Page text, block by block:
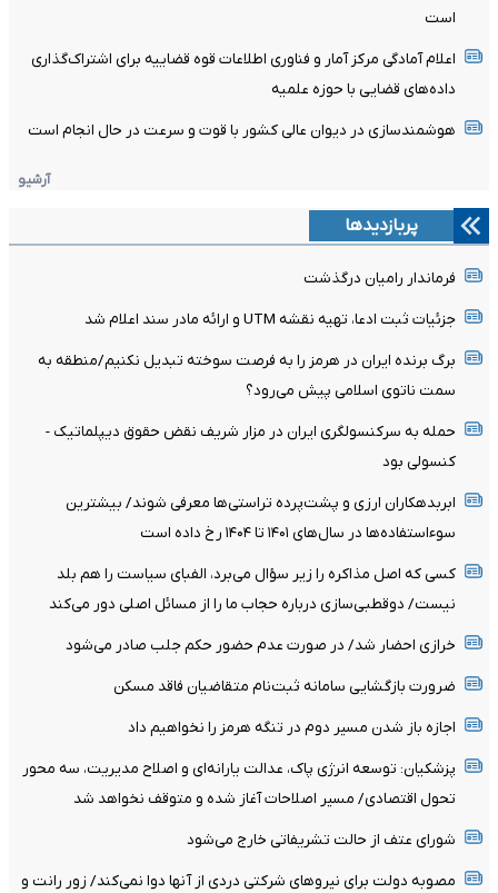
است
اعلام آمادگی مرکز آمار و فناوری اطلاعات قوه قضاییه برای اشتراک‌گذاری
داده‌های قضایی با حوزه علمیه
هوشمندسازی در دیوان عالی کشور با قوت و سرعت در حال انجام است
آرشیو
پربازدیدها
فرماندار رامیان درگذشت
جزئیات ثبت ادعا، تهیه نقشه UTM و ارائه مادر سند اعلام شد
برگ برنده ایران در هرمز را به فرصت سوخته تبدیل نکنیم/منطقه به
سمت ناتوی اسلامی پیش می‌رود؟
حمله به سرکنسولگری ایران در مزار شریف نقض حقوق دیپلماتیک -
کنسولی بود
ابربدهکاران ارزی و پشت‌پرده تراستی‌ها معرفی شوند/ بیشترین
سوءاستفاده‌ها در سال‌های ۱۴۰۱ تا ۱۴۰۴ رخ داده است
کسی که اصل مذاکره را زیر سؤال می‌برد، الفبای سیاست را هم بلد
نیست/ دوقطبی‌سازی درباره حجاب ما را از مسائل اصلی دور می‌کند
خرازی احضار شد/ در صورت عدم حضور حکم جلب صادر می‌شود
ضرورت بازگشایی سامانه ثبت‌نام متقاضیان فاقد مسکن
اجازه باز شدن مسیر دوم در تنگه هرمز را نخواهیم داد
پزشکیان: توسعه انرژی پاک، عدالت یارانه‌ای و اصلاح مدیریت، سه محور
تحول اقتصادی/ مسیر اصلاحات آغاز شده و متوقف نخواهد شد
شورای عتف از حالت تشریفاتی خارج می‌شود
مصوبه دولت برای نیروهای شرکتی دردی از آنها دوا نمی‌کند/ زور رانت و